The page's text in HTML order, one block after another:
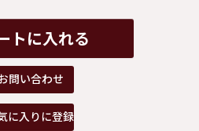
トに入れる
問い合わせ
に入りに登録